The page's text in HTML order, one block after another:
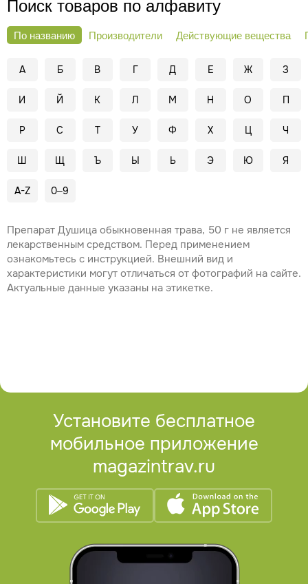
Поиск товаров по алфавиту
По названию Производители Действующие вещества
А Б В Г Д Е Ж З
И Й К Л М Н О П
Р С Т У Ф Х Ц Ч
Ш Щ Ъ Ы Ь Э Ю Я
A-Z 0–9
Препарат Душица обыкновенная трава, 50 г не является
лекарственным средством. Перед применением
ознакомьтесь с инструкцией. Внешний вид и
характеристики могут отличаться от фотографий на сайте.
Актуальные данные указаны на этикетке.
Установите бесплатное
мобильное приложение
magazintrav.ru